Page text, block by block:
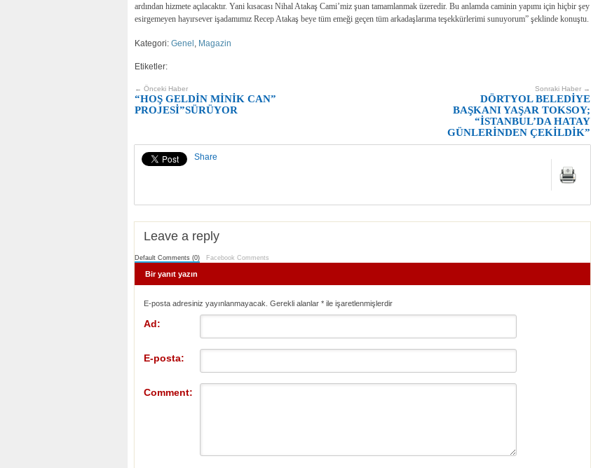
ardından hizmete açılacaktır. Yani kısacası Nihal Atakaş Cami’miz şuan tamamlanmak üzeredir. Bu anlamda caminin yapımı için hiçbir şey
esirgemeyen hayırsever işadamımız Recep Atakaş beye tüm emeği geçen tüm arkadaşlarıma teşekkürlerimi sunuyorum” şeklinde konuştu.
Kategori: Genel , Magazin
Etiketler:
Sonraki Haber →
DÖRTYOL BELEDİYE
BAŞKANI YAŞAR TOKSOY;
“İSTANBUL’DA HATAY
GÜNLERİNDEN ÇEKİLDİK”
← Önceki Haber
“HOŞ GELDİN MİNİK CAN”
PROJESİ”SÜRÜYOR
Share
Leave a reply
Default Comments (0) Facebook Comments
Bir yanıt yazın
E-posta adresiniz yayınlanmayacak. Gerekli alanlar * ile işaretlenmişlerdir
Ad:
E-posta:
Comment: